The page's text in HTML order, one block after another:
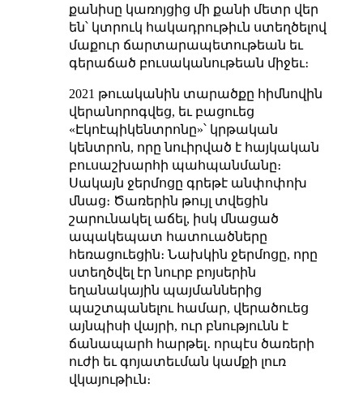
քանիսը կառոյցից մի քանի մետր վեր
են՝ կտրուկ հակադրութիւն ստեղծելով
մաքուր ճարտարապետութեան եւ
գերաճած բուսականութեան միջեւ։
2021 թուականին տարածքը հիմնովին
վերանորոգվեց, եւ բացուեց
«Էկոէպիկենտրոնը»՝ կրթական
կենտրոն, որը նուիրված է հայկական
բուսաշխարհի պահպանմանը։
Սակայն ջերմոցը գրեթէ անփոփոխ
մնաց։ Ծառերին թույլ տվեցին
շարունակել աճել, իսկ մնացած
ապակեպատ հատուածները
հեռացուեցին։ Նախկին ջերմոցը, որը
ստեղծվել էր նուրբ բոյսերին
եղանակային պայմաններից
պաշտպանելու համար, վերածուեց
այնպիսի վայրի, ուր բնությունն է
ճանապարհ հարթել․ որպէս ծառերի
ուժի եւ գոյատեւման կամքի լուռ
վկայութիւն։